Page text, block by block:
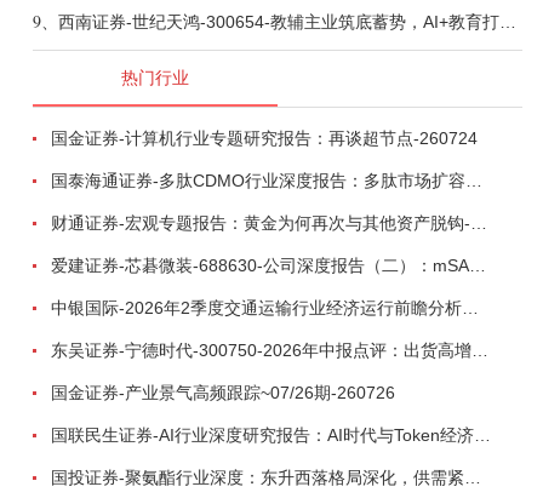
9、 西南证券-世纪天鸿-300654-教辅主业筑底蓄势，AI+教育打开第二曲线-260729
热门行业
国金证券-计算机行业专题研究报告：再谈超节点-260724
爱建证券-芯碁微装-688630-公司深度报告（二）：mSAP带动LDI量价齐升，大尺寸封装打开成长空间-260722
中银国际-2026年2季度交通运输行业经济运行前瞻分析：地缘冲突致航运和航空景气度分化，交通基础设施板块总体呈现稳健特征-260724
东吴证券-宁德时代-300750-2026年中报点评：出货高增业绩稳健，回购彰显龙头信心-260726
国金证券-产业景气高频跟踪~07/26期-260726
国联民生证券-AI行业深度研究报告：AI时代与Token经济，从技术符号到数字石油-260801